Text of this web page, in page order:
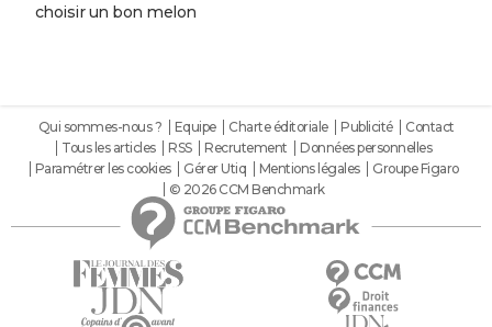
choisir un bon melon
Qui sommes-nous ? Equipe Charte éditoriale Publicité
Contact
Tous les articles
RSS Recrutement
Données personnelles
Paramétrer les cookies
Gérer Utiq Mentions légales
Groupe Figaro
© 2026 CCM Benchmark